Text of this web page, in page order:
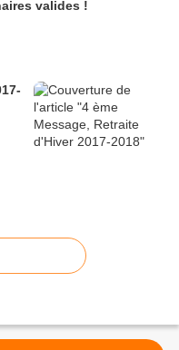
valides !